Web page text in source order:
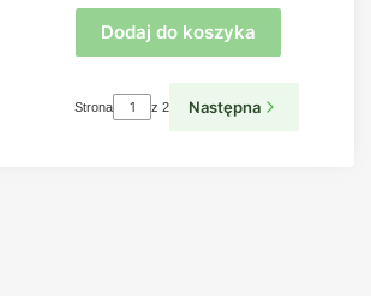
Dodaj do koszyka
Strona z 2 Następna